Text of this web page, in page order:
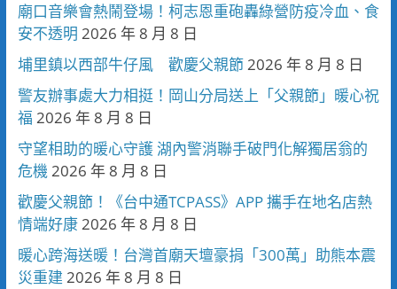
廟口音樂會熱鬧登場！柯志恩重砲轟綠營防疫冷血、食
安不透明 2026 年 8 月 8 日
埔里鎮以西部牛仔風 歡慶父親節2026 年 8 月 8 日
警友辦事處大力相挺！岡山分局送上「父親節」暖心祝
福 2026 年 8 月 8 日
守望相助的暖心守護 湖內警消聯手破門化解獨居翁的
危機2026 年 8 月 8 日
歡慶父親節！《台中通TCPASS》APP 攜手在地名店熱
情端好康2026 年 8 月 8 日
暖心跨海送暖！台灣首廟天壇豪捐「300萬」助熊本震
災重建 2026 年 8 月 8 日